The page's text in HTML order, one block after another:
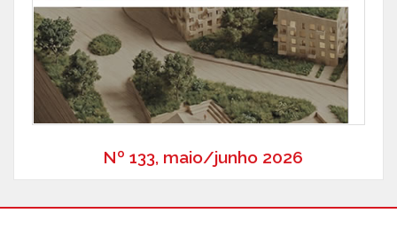
Nº 133, maio/junho 2026